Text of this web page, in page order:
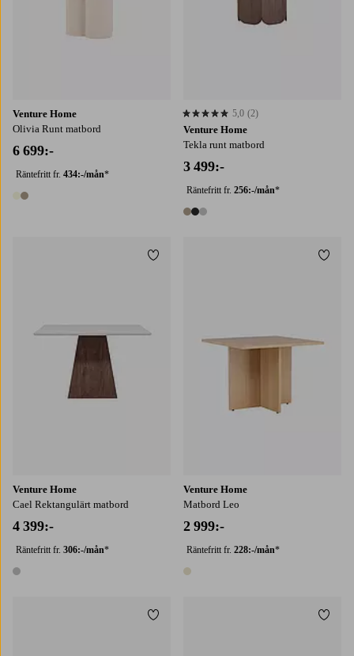
Venture Home
Olivia Runt matbord
6 699:-
Räntefritt fr. 434:-/mån*
2 färger
Venture Home
Tekla runt matbord
3 499:-
Räntefritt fr. 256:-/mån*
3 färger
5,0 baserat på 2 st betyg
5,0 (2)
Venture Home
Cael Rektangulärt matbord
4 399:-
Räntefritt fr. 306:-/mån*
1 färg
Lägg till i favoriter
Venture Home
Matbord Leo
2 999:-
Räntefritt fr. 228:-/mån*
1 färg
Lägg till i favoriter